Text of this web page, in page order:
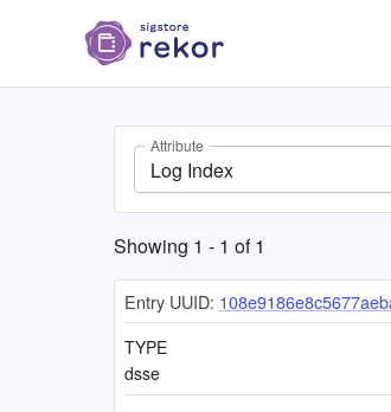
Attribute
Log Index
Showing 1 - 1 of1
Entry UUID:
TYPE
dsse